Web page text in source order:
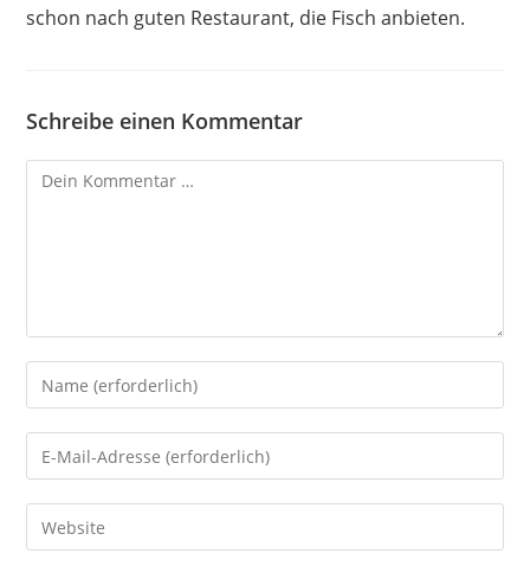
schon nach guten Restaurant, die Fisch anbieten.
Schreibe einen Kommentar
Kommentar
Gib
deinen
Namen
oder
zum
Kommentieren
Gib
deine
E-
Mail-
Gib
deine